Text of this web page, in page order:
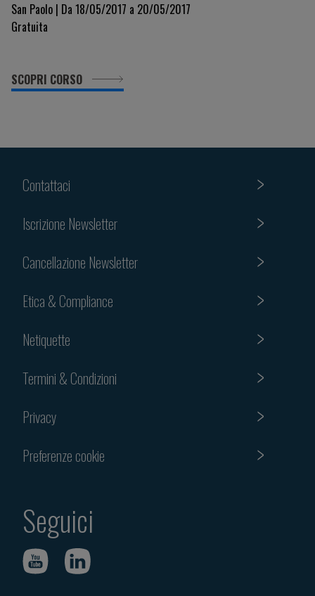
San Paolo | Da 18/05/2017 a 20/05/2017
Gratuita
SCOPRI CORSO
Contattaci
Iscrizione Newsletter
Cancellazione Newsletter
Etica & Compliance
Netiquette
Termini & Condizioni
Privacy
Preferenze cookie
Seguici